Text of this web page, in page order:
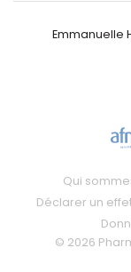
Emmanuelle
Qui
Déclarer un
© 2026